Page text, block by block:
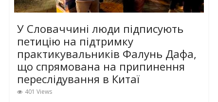
У Словаччині люди підписують
петицію на підтримку
практикувальників Фалунь Дафа,
що спрямована на припинення
переслідування в Китаї
401 Views